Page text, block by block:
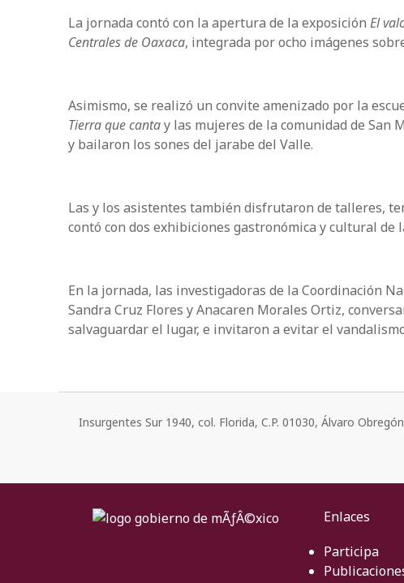
La jornada contó con la apertura de la exposición El
Centrales de Oaxaca, integrada por ocho imágenes
Asimismo, se realizó un convite amenizado por la
Tierra que cantay las mujeres de la comunidad de San
y bailaron los sones del jarabe del Valle.
Las y los asistentes también disfrutaron de talleres,
contó con dos exhibiciones gastronómica y cultural de
En la jornada, las investigadoras de la Coordinación
Sandra Cruz Flores y Anacaren Morales Ortiz,
salvaguardar el lugar, e invitaron a evitar el
Insurgentes Sur 1940, col. Florida, C.P. 01030, Álvaro
Enlaces
Participa